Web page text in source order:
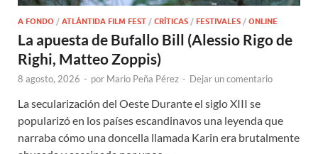
A FONDO / ATLÁNTIDA FILM FEST / CRÍTICAS / FESTIVALES / ONLINE
La apuesta de Bufallo Bill (Alessio Rigo de
Righi, Matteo Zoppis)
8 agosto, 2026 - por Mario Peña Pérez - Dejar un comentario
La secularización del Oeste Durante el siglo XIII se
popularizó en los países escandinavos una leyenda que
narraba cómo una doncella llamada Karin era brutalmente